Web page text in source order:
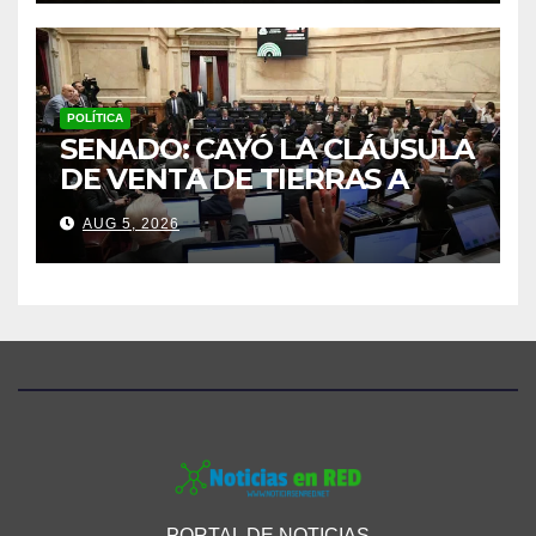
POLÍTICA
SENADO: CAYÓ LA CLÁUSULA
DE VENTA DE TIERRAS A
EXTRANJEROS PARA SALVAR
LA SESIÓN
AUG 5, 2026